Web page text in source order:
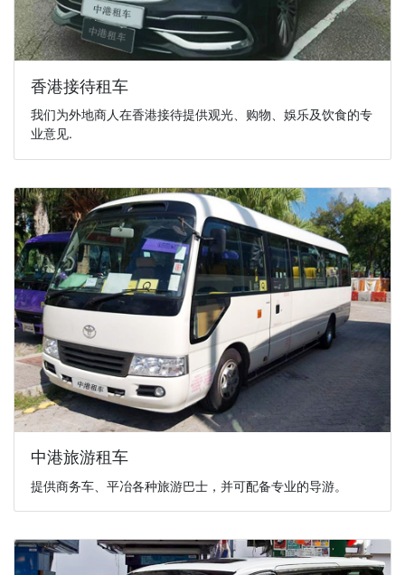
香港接待租车
我们为外地商人在香港接待提供观光、购物、娛乐及饮食的专
业意见.
中港旅游租车
提供商务车、平冶各种旅游巴士，并可配备专业的导游。